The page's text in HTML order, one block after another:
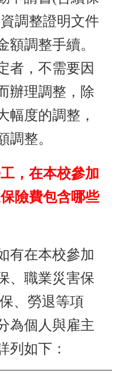
調整證明文件
額調整手續。
者，不需要因
辦理調整，除
幅度的調整，
調整。
，在本校參加
險費包含哪些
有在本校參加
、職業災害保
、勞退等項
為個人與雇主
列如下：